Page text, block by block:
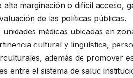
alta marginación o difícil acceso,
de las políticas públicas.
médicas ubicadas en
cultural y lingüística,
además de promover
entre el sistema de salud